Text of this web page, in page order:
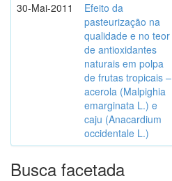
30-Mai-2011
Efeito da
pasteurização na
qualidade e no teor
de antioxidantes
naturais em polpa
de frutas tropicais –
acerola (Malpighia
emarginata L.) e
caju (Anacardium
occidentale L.)
Busca facetada